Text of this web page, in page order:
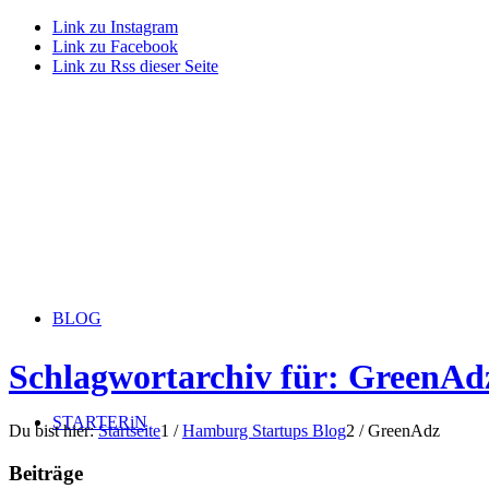
Link zu Instagram
Link zu Facebook
Link zu Rss dieser Seite
BLOG
STARTERiN
Schlagwortarchiv für:
Du bist hier: Startseite1 / Hamburg Startups Blog2 / GreenAdz
Beiträge